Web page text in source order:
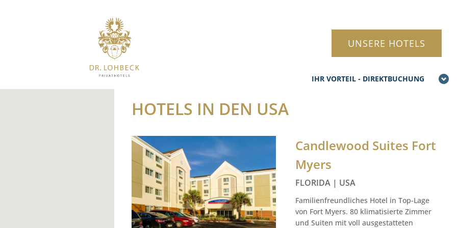
IHR VORTEIL - DIREKTBUCHUNG
UNSERE HOTELS
HOTELS IN DEN USA
Candlewood Suites Fort
Myers
FLORIDA | USA
Familienfreundliches Hotel in Top-Lage
von Fort Myers. 80 klimatisierte Zimmer
und Suiten mit voll ausgestatteten